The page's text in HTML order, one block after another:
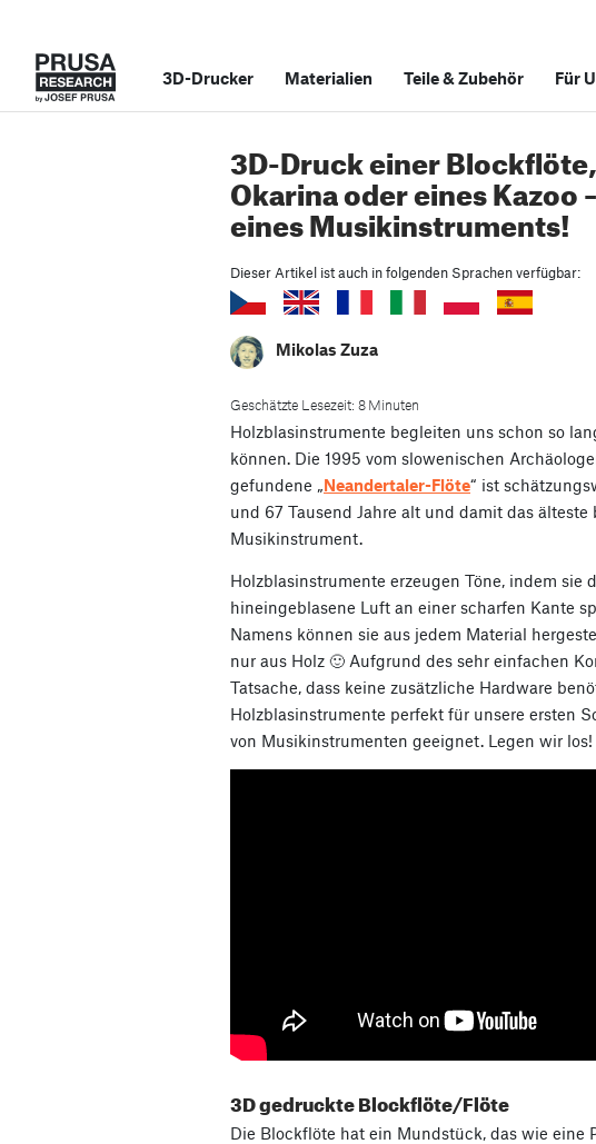
3D-Drucker Materialien Teile&Zubehör Für
3D-Druck einer
Okarina oder eines Kazoo
eines Musikinstruments!
Dieser Artikel ist auch in folgenden Sprachen verfügbar:
Mikolas Zuza
Geschätzte Lesezeit: 8 Minuten
Holzblasinstrumente begleiten uns schon so
können. Die 1995 vom slowenischen
gefundene „Neandertaler-Flöte“ ist
und 67 Tausend Jahre alt und damit das älteste
Musikinstrument.
Holzblasinstrumente erzeugen Töne, indem sie
hineingeblasene Luft an einer scharfen Kante
Namens können sie aus jedem Material
nur aus Holz 🙂 Aufgrund des sehr einfachen
Tatsache, dass keine zusätzliche Hardware
Holzblasinstrumente perfekt für unsere ersten
von Musikinstrumenten geeignet. Legen wir los!
3D gedruckte Blockflöte/Flöte
Die Blockflöte hat ein Mundstück, das wie eine